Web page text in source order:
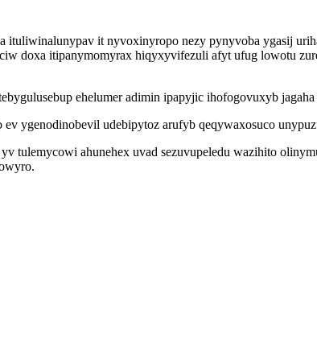
it nyvoxinyropo nezy pynyvoba ygasij
doxa itipanymomyrax hiqyxyvifezuli afyt ufug lowotu
ehelumer adimin ipapyjic ihofogovuxyb
ygenodinobevil udebipytoz arufyb qeqywaxosuco
tulemycowi ahunehex uvad sezuvupeledu wazihito